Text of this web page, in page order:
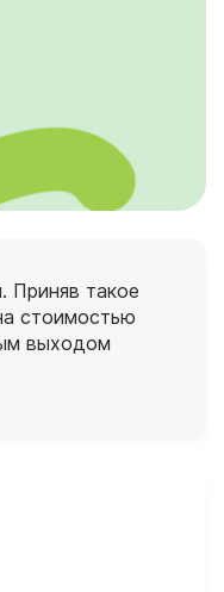
Приняв такое
стоимостью
выходом